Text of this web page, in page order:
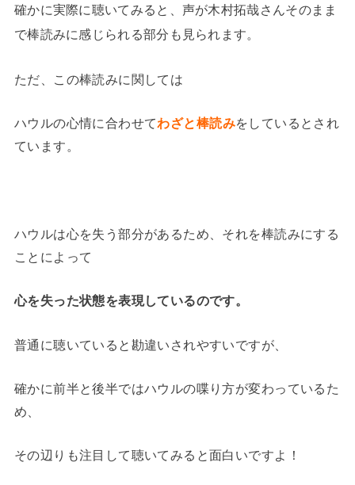
確かに実際に聴いてみると、声が木村拓哉さんそのまま
で棒読みに感じられる部分も見られます。
ただ、この棒読みに関しては
ハウルの心情に合わせてわざと棒読みをしているとされ
ています。
ハウルは心を失う部分があるため、それを棒読みにする
ことによって
心を失った状態を表現しているのです。
普通に聴いていると勘違いされやすいですが、
確かに前半と後半ではハウルの喋り方が変わっているた
め、
その辺りも注目して聴いてみると面白いですよ！